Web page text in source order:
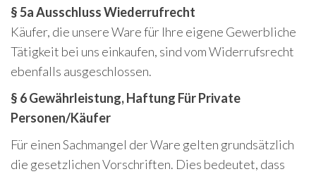
§ 5a Ausschluss Wiederrufrecht
Käufer, die unsere Ware für Ihre eigene Gewerbliche
Tätigkeit bei uns einkaufen, sind vom Widerrufsrecht
ebenfalls ausgeschlossen.
§ 6 Gewährleistung, Haftung Für Private
Personen/Käufer
Für einen Sachmangel der Ware gelten grundsätzlich
die gesetzlichen Vorschriften. Dies bedeutet, dass